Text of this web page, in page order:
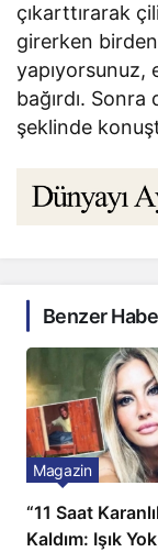
çıkarttırarak
girerken birden
yapıyorsunuz,
bağırdı. Sonra
şeklinde
Benzer
“11 Saat
Kaldım: Işık
Magazin